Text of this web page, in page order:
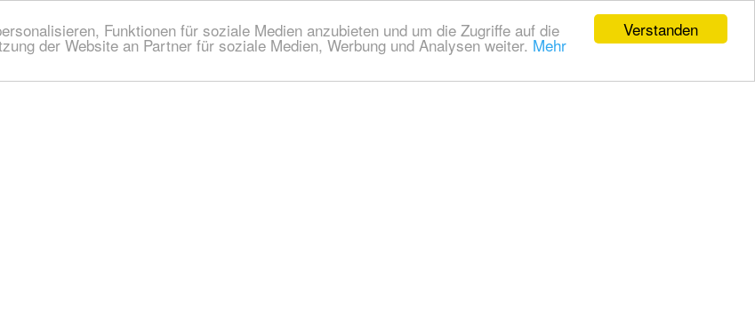
Verstanden
Funktionen für soziale Medien anzubieten und um die Zugriffe auf die
der Website an Partner für soziale Medien, Werbung und Analysen weiter. Mehr